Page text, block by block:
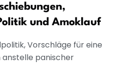
und Amoklauf
Vorschläge für eine
panischer